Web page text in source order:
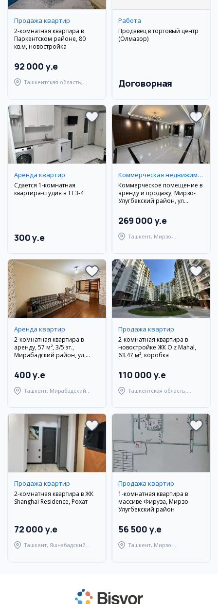
Продажа квартир
2-комнатная квартира в
Паркентском районе, 80
кв.м, новостройка
92 000 y.e
Ташкентская область,
Работа
Продавец в торговый центр
(Олмазор)
Договорная
Аренда квартир
Сдается 1-комнатная
квартира-студия в ТТЗ-4
300 y.e
Коммерческая недвижимость
Коммерческое помещение в
аренду и продажу, Мирзо-
Улугбекский район, ул.
269 000 y.e
Ташкент, Мирзо-
Аренда квартир
2-комнатная квартира в
аренду, 57 м², 3/5 эт.,
Мирабадский район, ул.
400 y.e
Ташкент, Мирабадский
Продажа квартир
2-комнатная квартира в
новостройке ЖК O'z Mahal,
63.47 м², коробка
110 000 y.e
Ташкентская область,
Продажа квартир
2-комнатная квартира в ЖК
Shanghai Residence, Рохат
72 000 y.e
Ташкент, Яшнабадский
Продажа квартир
1-комнатная квартира в
массиве Фируза, Мирзо-
Улугбекский район
56 500 y.e
Ташкент, Мирзо-